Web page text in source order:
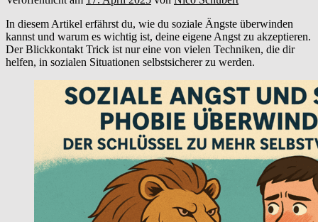
In diesem Artikel erfährst du, wie du soziale Ängste überwinden
kannst und warum es wichtig ist, deine eigene Angst zu akzeptieren.
Der Blickkontakt Trick ist nur eine von vielen Techniken, die dir
helfen, in sozialen Situationen selbstsicherer zu werden.